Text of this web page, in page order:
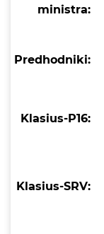
ministra:
Predhodniki:
Klasius-P16:
Klasius-SRV: